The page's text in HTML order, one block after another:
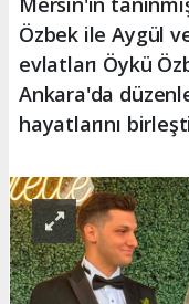
Özbek ile Aygül
evlatları Öykü
Ankara'da
hayatlarını